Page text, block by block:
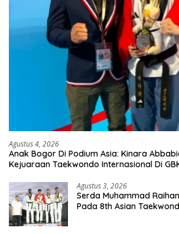
Agustus 4, 2026
Anak Bogor Di Podium Asia: Kinara
Kejuaraan Taekwondo Internasional Di
Agustus 3, 2026
Serda Muhammad
Pada 8th Asian